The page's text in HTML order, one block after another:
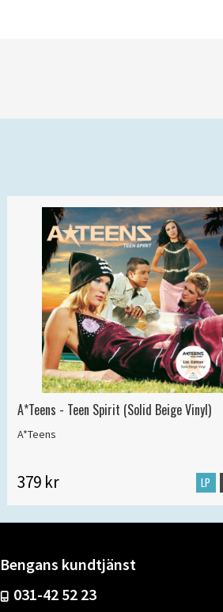
A*Teens - Teen Spirit (Solid Beige Vinyl)
A*Teens
379 kr LP
Bengans kundtjänst
031-42 52 23